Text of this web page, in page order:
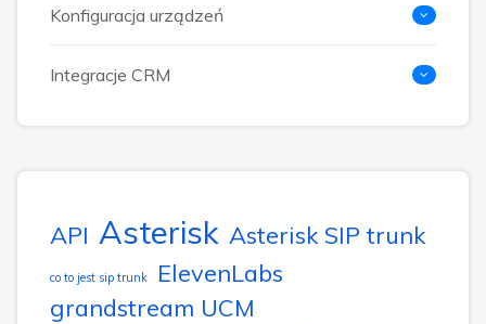
Konfiguracja urządzeń
Integracje CRM
API Asterisk Asterisk SIP trunk
co to jest sip trunk
ElevenLabs
grandstream UCM